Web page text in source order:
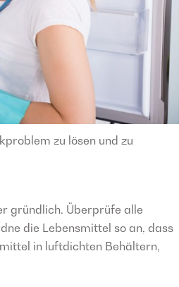
zu lösen und zu
gründlich. Überprüfe alle
die Lebensmittel so an, dass
in luftdichten Behältern,